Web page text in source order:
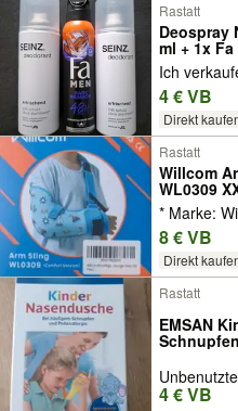
Rastatt
Deospray
ml + 1x
Ich
4 € VB
Direkt
Rastatt
Willcom
WL0309
* Marke:
8 € VB
Direkt
Rastatt
EMSAN
4 € VB